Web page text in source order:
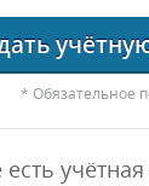
* Обязательное